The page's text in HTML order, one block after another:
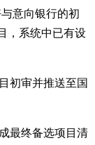
意向银行的初
，系统中已有设
初审并推送至国
最终备选项目清